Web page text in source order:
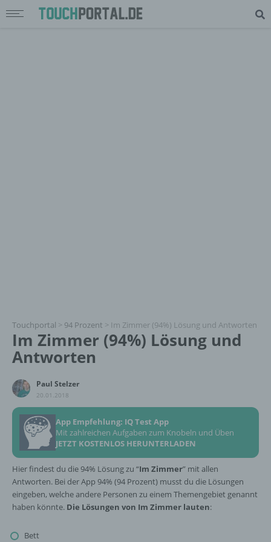
Touchportal > 94 Prozent > Im Zimmer (94%) Lösung und Antworten
Im Zimmer (94%) Lösung und
Antworten
Paul Stelzer
20.01.2018
App Empfehlung: IQ Test App
Mit zahlreichen Aufgaben zum Knobeln und Üben
JETZT KOSTENLOS HERUNTERLADEN
Hier findest du die 94% Lösung zu “Im Zimmer” mit allen
Antworten. Bei der App 94% (94 Prozent) musst du die Lösungen
eingeben, welche andere Personen zu einem Themengebiet genannt
haben könnte. Die Lösungen von Im Zimmer lauten:
Bett